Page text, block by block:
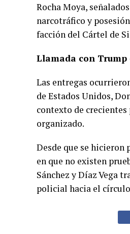
Rocha Moya,
narcotráfico y
facción del Cártel de
Llamada con
Las entregas
de Estados Unidos,
contexto de
organizado.
Desde que se hicieron
en que no existen
Sánchez y Díaz Vega
policial hacia el